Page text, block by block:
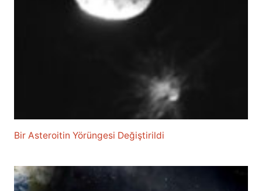
Bir Asteroitin Yörüngesi Değiştirildi